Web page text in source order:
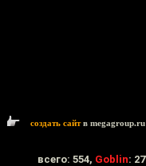
создать сайтв megagroup.ru
всего: 554, Goblin: 27